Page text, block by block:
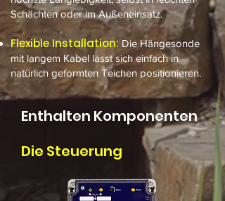
Schächten oder im Außeneinsatz.
Flexible Installation: Die Hängesonde
mit langem Kabel lässt sich einfach in
natürlich geformten Teichen positionieren.
Enthalten Komponenten
Die Steuerung